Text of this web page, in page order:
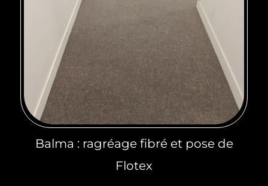
Balma : ragréage fibré et pose de
Flotex